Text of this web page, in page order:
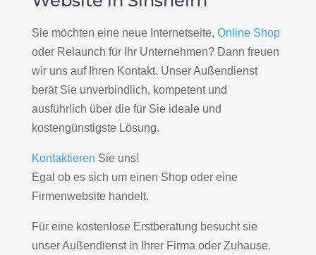
Sie möchten eine neue Internetseite, Online Shop
oder Relaunch für Ihr Unternehmen? Dann freuen
wir uns auf Ihren Kontakt. Unser Außendienst
berät Sie unverbindlich, kompetent und
ausführlich über die für Sie ideale und
kostengünstigste Lösung.
Kontaktieren Sie uns!
Egal ob es sich um einen Shop oder eine
Firmenwebsite handelt.
Für eine kostenlose Erstberatung besucht sie
unser Außendienst in Ihrer Firma oder Zuhause.